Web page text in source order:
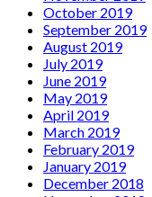
October 2019
September 2019
August 2019
July 2019
June 2019
May 2019
April 2019
March 2019
February 2019
January 2019
December 2018